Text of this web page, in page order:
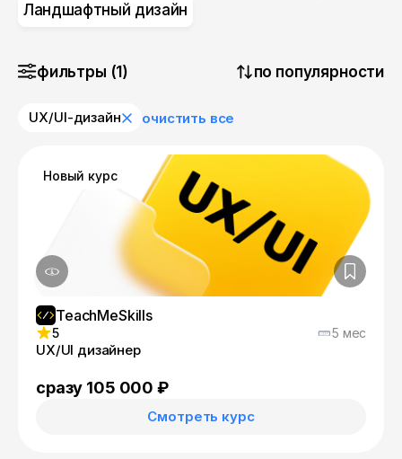
Ландшафтный дизайн
фильтры (1) по популярности
UX/UI-дизайн очистить все
Новый курс
TeachMeSkills
5 5 мес
UX/UI дизайнер
сразу 105 000 ₽
Смотреть курс